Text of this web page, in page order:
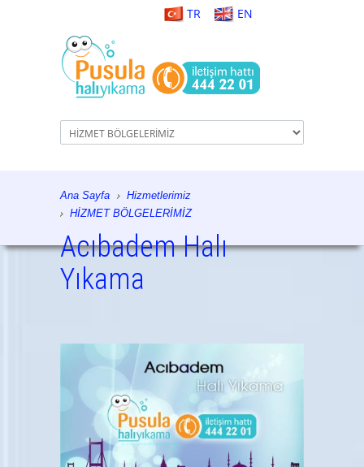
TR EN
Ana Sayfa
Hizmetlerimiz
HİZMET BÖLGELERİMİZ
Acıbadem Halı
Yıkama